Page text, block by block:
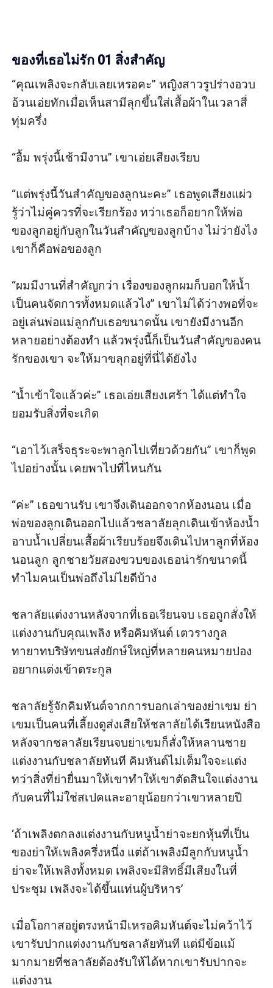
ของที่เธอไม่รัก 01 สิ่งสำคัญ
“คุณเพลิงจะกลับเลยเหรอคะ” หญิงสาวรูปร่างอวบ
อ้วนเอ่ยทักเมื่อเห็นสามีลุกขึ้นใส่เสื้อผ้าในเวลาสี่
ทุ่มครึ่ง
“อื้ม พรุ่งนี้เช้ามีงาน” เขาเอ่ยเสียงเรียบ
“แต่พรุ่งนี้วันสำคัญของลูกนะคะ” เธอพูดเสียงแผ่ว
รู้ว่าไม่คู่ควรที่จะเรียกร้อง ทว่าเธอก็อยากให้พ่อ
ของลูกอยู่กับลูกในวันสำคัญของลูกบ้าง ไม่ว่ายังไง
เขาก็คือพ่อของลูก
“ผมมีงานที่สำคัญกว่า เรื่องของลูกผมก็บอกให้น้ำ
เป็นคนจัดการทั้งหมดแล้วไง” เขาไม่ได้ว่างพอที่จะ
อยู่เล่นพ่อแม่ลูกกับเธอขนาดนั้น เขายังมีงานอีก
หลายอย่างต้องทำ แล้วพรุ่งนี้ก็เป็นวันสำคัญของคน
รักของเขา จะให้มาขลุกอยู่ที่นี่ได้ยังไง
“น้ำเข้าใจแล้วค่ะ” เธอเอ่ยเสียงเศร้า ได้แต่ทำใจ
ยอมรับสิ่งที่จะเกิด
“เอาไว้เสร็จธุระจะพาลูกไปเที่ยวด้วยกัน” เขาก็พูด
ไปอย่างนั้น เคยพาไปที่ไหนกัน
“ค่ะ” เธอขานรับ เขาจึงเดินออกจากห้องนอน เมื่อ
พ่อของลูกเดินออกไปแล้วชลาลัยลุกเดินเข้าห้องน้ำ
อาบน้ำเปลี่ยนเสื้อผ้าเรียบร้อยจึงเดินไปหาลูกที่ห้อง
นอนลูก ลูกชายวัยสองขวบของเธอน่ารักขนาดนี้
ทำไมคนเป็นพ่อถึงไม่ไยดีบ้าง
ชลาลัยแต่งงานหลังจากที่เธอเรียนจบ เธอถูกสั่งให้
แต่งงานกับคุณเพลิง หรือคิมหันต์ เตวรางกูล
ทายาทบริษัทขนส่งยักษ์ใหญ่ที่หลายคนหมายปอง
อยากแต่งเข้าตระกูล
ชลาลัยรู้จักคิมหันต์จากการบอกเล่าของย่าเขม ย่า
เขมเป็นคนที่เลี้ยงดูส่งเสียให้ชลาลัยได้เรียนหนังสือ
หลังจากชลาลัยเรียนจบย่าเขมก็สั่งให้หลานชาย
แต่งงานกับชลาลัยทันที คิมหันต์ไม่เต็มใจจะแต่ง
ทว่าสิ่งที่ย่ายื่นมาให้เขาทำให้เขาตัดสินใจแต่งงาน
กับคนที่ไม่ใช่สเปคและอายุน้อยกว่าเขาหลายปี
‘ถ้าเพลิงตกลงแต่งงานกับหนูน้ำย่าจะยกหุ้นที่เป็น
ของย่าให้เพลิงครึ่งหนึ่ง แต่ถ้าเพลิงมีลูกกับหนูน้ำ
ย่าจะให้เพลิงทั้งหมด เพลิงจะมีสิทธิ์มีเสียงในที่
ประชุม เพลิงจะได้ขึ้นแท่นผู้บริหาร’
เมื่อโอกาสอยู่ตรงหน้ามีเหรอคิมหันต์จะไม่คว้าไว้
เขารับปากแต่งงานกับชลาลัยทันที แต่มีข้อแม้
มากมายที่ชลาลัยต้องรับให้ได้หากเขารับปากจะ
แต่งงาน